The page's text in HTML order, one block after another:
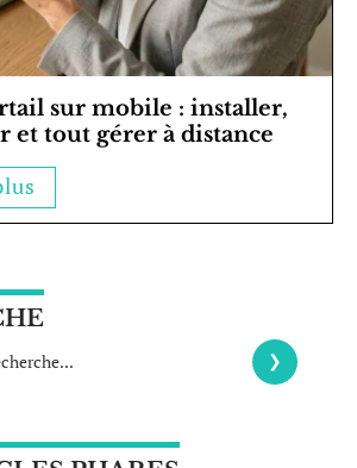
sur mobile : installer,
et tout gérer à distance